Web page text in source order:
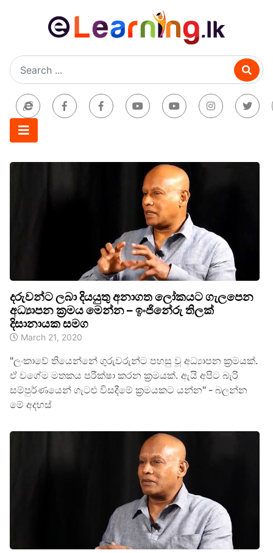
දරුවන්ට ලබා දියයුතු අනාගත ලෝකයට ගැලපෙන
අධ්‍යාපන ක්‍රමය මෙන්න – ඉංජිනේරු තිලක්
දිසානායක සමග
March 21, 2020
"ලංකාවේ තියෙන්නේ ගුරුවරුන්ට පහසු වූ අධ්‍යාපන ක්‍රමයක්.
ඒ වගේම මතකය පරීක්ෂා කරන ක්‍රමයක්. ඇයි අපිට බැරි
සම්පුර්ණයෙන් ගැටළු විසදීමේ ක්‍රමයකට යන්න" - බලන්න
මේ අදහස්